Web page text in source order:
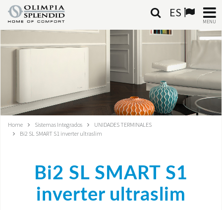
ES
MENU
CALEFACCIÓN
SISTEMAS INTEGRADOS
CONTACTA CON NOSOTROS
Home Sistemas Integrados
UNIDADES TERMINALES
Bi2 SL SMART S1 inverter ultraslim
Bi2 SL SMART S1
inverter ultraslim